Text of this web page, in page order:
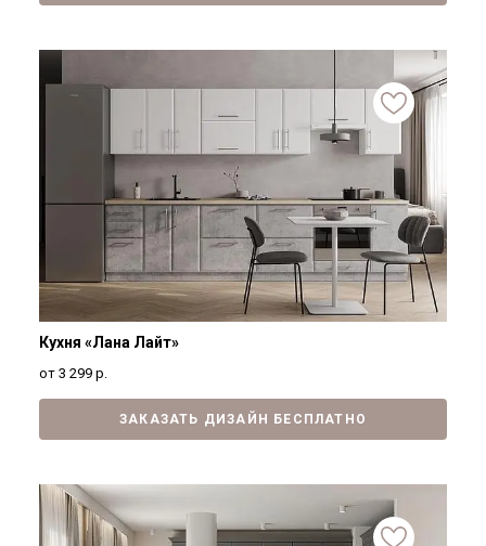
Кухня «Лана Лайт»
от 3 299 р.
ЗАКАЗАТЬ ДИЗАЙН БЕСПЛАТНО